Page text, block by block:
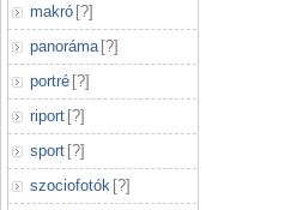
makró [?]
panoráma [?]
portré [?]
riport [?]
sport [?]
szociofotók [?]